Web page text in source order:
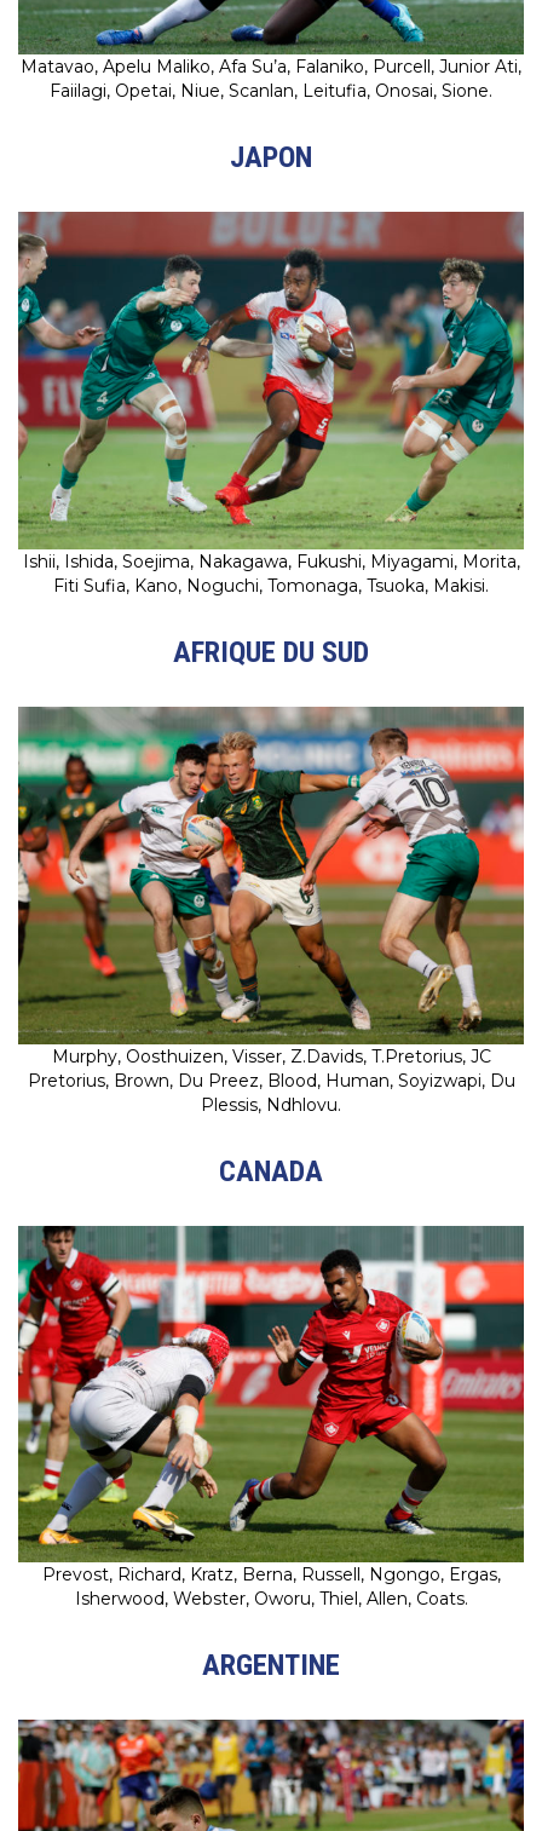
Matavao, Apelu Maliko, Afa Su’a, Falaniko, Purcell, Junior Ati,
Faiilagi, Opetai, Niue, Scanlan, Leitufia, Onosai, Sione.
JAPON
Ishii, Ishida, Soejima, Nakagawa, Fukushi, Miyagami, Morita,
Fiti Sufia, Kano, Noguchi, Tomonaga, Tsuoka, Makisi.
AFRIQUE DU SUD
Murphy, Oosthuizen, Visser, Z.Davids, T.Pretorius, JC
Pretorius, Brown, Du Preez, Blood, Human, Soyizwapi, Du
Plessis, Ndhlovu.
CANADA
Prevost, Richard, Kratz, Berna, Russell, Ngongo, Ergas,
Isherwood, Webster, Oworu, Thiel, Allen, Coats.
ARGENTINE